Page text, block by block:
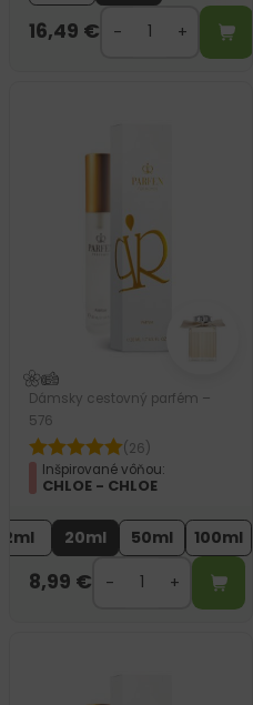
16,49 €
Dámsky cestovný parfém –
576
(26)
Inšpirované vôňou:
CHLOE - CHLOE
2ml 20ml 50ml 100ml
8,99 €